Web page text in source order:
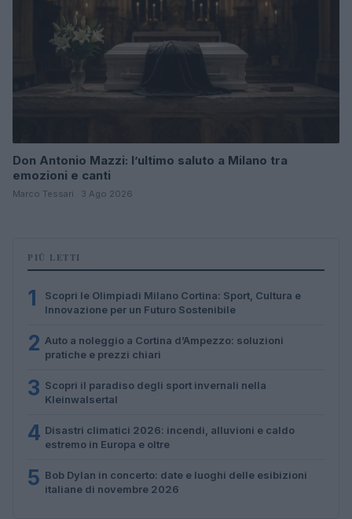
Don Antonio Mazzi: l’ultimo saluto a Milano tra
emozioni e canti
Marco Tessari · 3 Ago 2026
PIÙ LETTI
1
Scopri le Olimpiadi Milano Cortina: Sport, Cultura e
Innovazione per un Futuro Sostenibile
2 Auto a noleggio a Cortina d’Ampezzo: soluzioni
pratiche e prezzi chiari
3 Scopri il paradiso degli sport invernali nella
Kleinwalsertal
4 Disastri climatici 2026: incendi, alluvioni e caldo
estremo in Europa e oltre
5 Bob Dylan in concerto: date e luoghi delle esibizioni
italiane di novembre 2026